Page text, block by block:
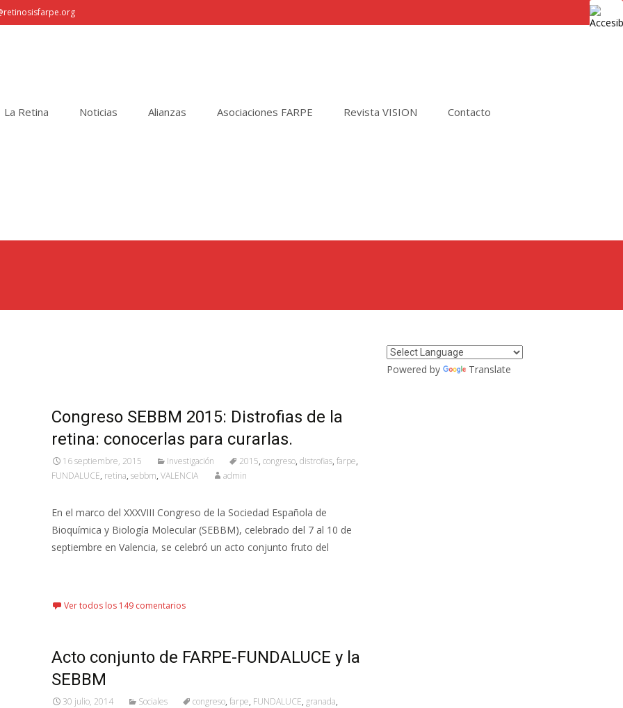
La Retina Noticias Alianzas Asociaciones FARPE Revista VISION Contacto
Congreso SEBBM 2015: Distrofias de la
retina: conocerlas para curarlas.
16 septiembre, 2015 Investigación 2015, congreso, distrofias, farpe,
FUNDALUCE, retina, sebbm, VALENCIA admin
En el marco del XXXVIII Congreso de la Sociedad Española de
Bioquímica y Biología Molecular (SEBBM), celebrado del 7 al 10 de
septiembre en Valencia, se celebró un acto conjunto fruto del
Ver todos los 149 comentarios
Acto conjunto de FARPE-FUNDALUCE y la
SEBBM
30 julio, 2014 Sociales congreso, farpe, FUNDALUCE, granada,
Powered by Translate